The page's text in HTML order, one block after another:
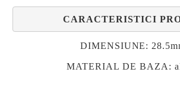
CARACTERISTICI
DIMENSIUNE:
MATERIAL DE BAZA: